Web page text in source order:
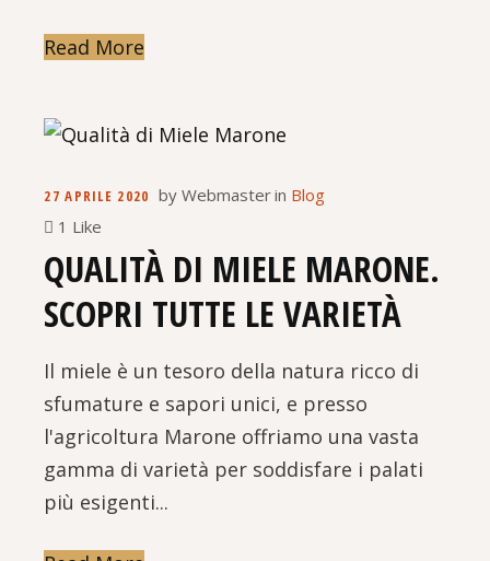
Read More
27 APRILE 2020 by Webmasterin Blog
1 Like
QUALITÀ DI MIELE MARONE.
SCOPRI TUTTE LE VARIETÀ
Il miele è un tesoro della natura ricco di
sfumature e sapori unici, e presso
l'agricoltura Marone offriamo una vasta
gamma di varietà per soddisfare i palati
più esigenti...